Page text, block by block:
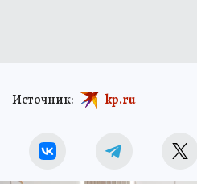
Источник: kp.ru